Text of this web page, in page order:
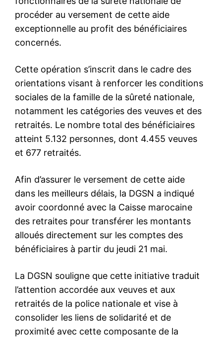
procéder au versement de cette aide
exceptionnelle au profit des bénéficiaires
concernés.
Cette opération s’inscrit dans le cadre des
orientations visant à renforcer les conditions
sociales de la famille de la sûreté nationale,
notamment les catégories des veuves et des
retraités. Le nombre total des bénéficiaires
atteint 5.132 personnes, dont 4.455 veuves
et 677 retraités.
Afin d’assurer le versement de cette aide
dans les meilleurs délais, la DGSN a indiqué
avoir coordonné avec la Caisse marocaine
des retraites pour transférer les montants
alloués directement sur les comptes des
bénéficiaires à partir du jeudi 21 mai.
La DGSN souligne que cette initiative traduit
l’attention accordée aux veuves et aux
retraités de la police nationale et vise à
consolider les liens de solidarité et de
proximité avec cette composante de la